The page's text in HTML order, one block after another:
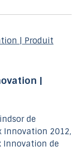
|
de
Innovation 2012,
Innovation de